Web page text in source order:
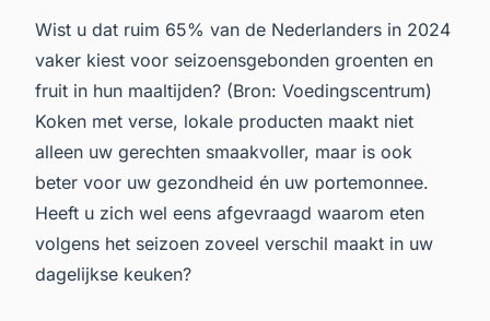
Wist u dat ruim 65% van de Nederlanders in 2024
vaker kiest voor seizoensgebonden groenten en
fruit in hun maaltijden? (Bron: Voedingscentrum)
Koken met verse, lokale producten maakt niet
alleen uw gerechten smaakvoller, maar is ook
beter voor uw gezondheid én uw portemonnee.
Heeft u zich wel eens afgevraagd waarom eten
volgens het seizoen zoveel verschil maakt in uw
dagelijkse keuken?